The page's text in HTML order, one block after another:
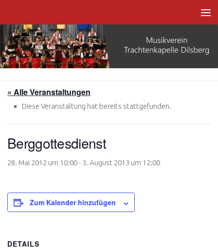
« Alle Veranstaltungen
Diese Veranstaltung hat bereits stattgefunden.
Berggottesdienst
28. Mai 2012 um 10:00- 3. August 2013 um 12:00
Zum Kalender hinzufügen
DETAILS